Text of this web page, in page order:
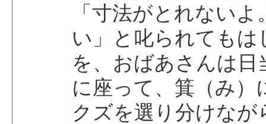
「寸法がとれない
い」と叱られても
を、おばあさんは
に座って、箕（み）
クズを選り分けな